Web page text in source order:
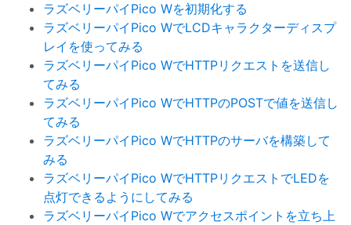
ラズベリーパイPico Wを初期化する
ラズベリーパイPico WでLCDキャラクターディスプ
レイを使ってみる
ラズベリーパイPico WでHTTPリクエストを送信し
てみる
ラズベリーパイPico WでHTTPのPOSTで値を送信し
てみる
ラズベリーパイPico WでHTTPのサーバを構築して
みる
ラズベリーパイPico WでHTTPリクエストでLEDを
点灯できるようにしてみる
ラズベリーパイPico Wでアクセスポイントを立ち上